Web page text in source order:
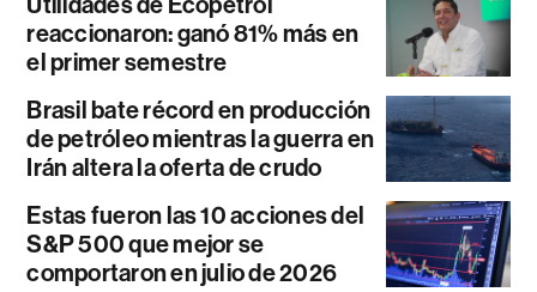
reaccionaron: ganó 81% más en
el primer semestre
Brasil bate récord en producción
de petróleo mientras la guerra en
Irán altera la oferta de crudo
Estas fueron las 10 acciones del
S&P 500 que mejor se
comportaron en julio de 2026